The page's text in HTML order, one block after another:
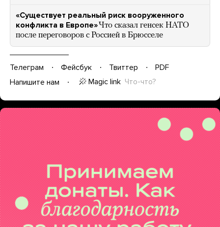
«Существует реальный риск вооруженного
конфликта в Европе»Что сказал генсек НАТО
после переговоров с Россией в Брюсселе
Телеграм Фейсбук Твиттер
PDF
Напишите нам
Magic link Что-что?